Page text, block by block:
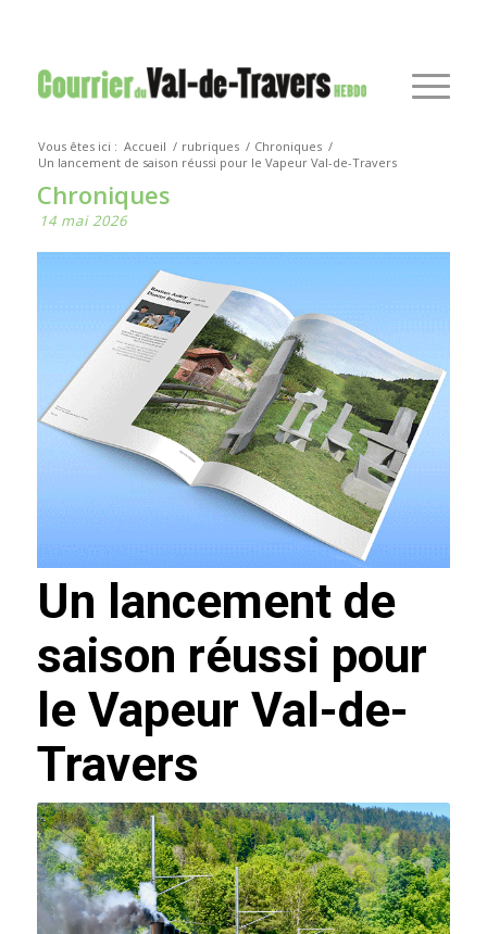
Vous êtes ici : Accueil / rubriques / Chroniques /
Un lancement de saison réussi pour le Vapeur Val-de-Travers
Chroniques
14 mai 2026
Un lancement de
saison réussi pour
le Vapeur Val-de-
Travers